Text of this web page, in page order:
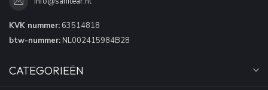
KVK nummer: 63514818
btw-nummer: NL002415984B28
CATEGORIEËN